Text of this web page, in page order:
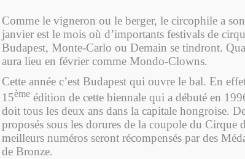
Comme le vigneron ou le berger, le circophile a
janvier est le mois où d’importants festivals de
Budapest, Monte-Carlo ou Demain se tindront.
aura lieu en février comme Mondo-Clowns.
Cette année c’est Budapest qui ouvre le bal. En
15ème édition de cette biennale qui a débuté en
doit tous les deux ans dans la capitale hongroise.
proposés sous les dorures de la coupole du Cirque
meilleurs numéros seront récompensés par des
de Bronze.